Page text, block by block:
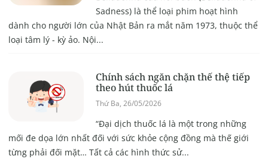
Sadness) là thể loại phim hoạt hình
dành cho người lớn của Nhật Bản ra mắt năm 1973, thuộc thể
loại tâm lý - kỳ ảo. Nội...
Chính sách ngăn chặn thế thệ tiếp
theo hút thuốc lá
Thứ Ba, 26/05/2026
“Đại dịch thuốc lá là một trong những
mối đe dọa lớn nhất đối với sức khỏe cộng đồng mà thế giới
từng phải đối mặt… Tất cả các hình thức sử...